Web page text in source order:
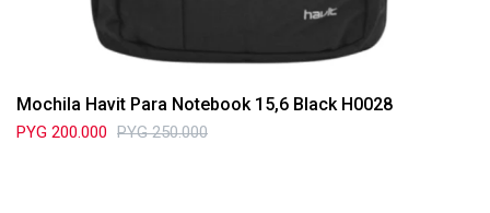
Mochila Havit Para Notebook 15,6 Black H0028
PYG 200.000 PYG 250.000